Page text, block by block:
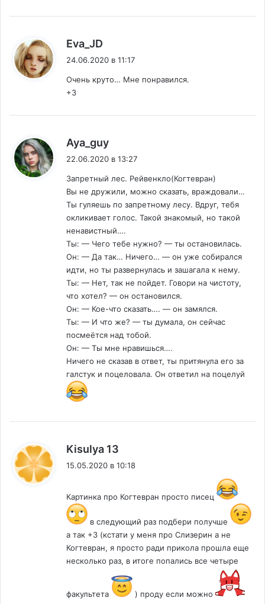
Eva_JD
24.06.2020 в 11:17
Очень круто… Мне понравился.
+3
Aya_guy
22.06.2020 в 13:27
Запретный лес. Рейвенкло(Когтевран)
Вы не дружили, можно сказать, враждовали…
Ты гуляешь по запретному лесу. Вдруг, тебя
окликивает голос. Такой знакомый, но такой
ненавистный….
Ты: — Чего тебе нужно? — ты остановилась.
Он: — Да так… Ничего… — он уже собирался
идти, но ты развернулась и зашагала к нему.
Ты: — Нет, так не пойдет. Говори на чистоту,
что хотел? — он остановился.
Он: — Кое-что сказать…. — он замялся.
Ты: — И что же? — ты думала, он сейчас
посмеётся над тобой.
Он: — Ты мне нравишься….
Ничего не сказав в ответ, ты притянула его за
галстук и поцеловала. Он ответил на поцелуй
Kisulya 13
15.05.2020 в 10:18
Картинка про Когтевран просто писец
в следующий раз подбери получше
а так +3 (кстати у меня про Слизерин а не
Когтевран, я просто ради прикола прошла еще
несколько раз, в итоге попались все четыре
факультета ) проду если можно